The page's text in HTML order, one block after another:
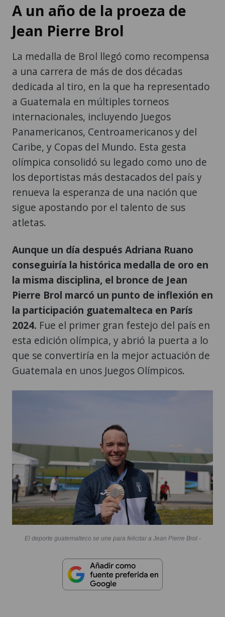
A un año de la proeza de
Jean Pierre Brol
La medalla de Brol llegó como recompensa
a una carrera de más de dos décadas
dedicada al tiro, en la que ha representado
a Guatemala en múltiples torneos
internacionales, incluyendo Juegos
Panamericanos, Centroamericanos y del
Caribe, y Copas del Mundo. Esta gesta
olímpica consolidó su legado como uno de
los deportistas más destacados del país y
renueva la esperanza de una nación que
sigue apostando por el talento de sus
atletas.
Aunque un día después Adriana Ruano
conseguiría la histórica medalla de oro en
la misma disciplina, el bronce de Jean
Pierre Brol marcó un punto de inflexión en
la participación guatemalteca en París
2024. Fue el primer gran festejo del país en
esta edición olímpica, y abrió la puerta a lo
que se convertiría en la mejor actuación de
Guatemala en unos Juegos Olímpicos.
El deporte guatemalteco se une para felicitar a Jean Pierre Brol -